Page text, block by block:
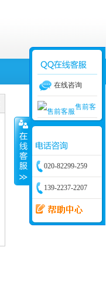
在线咨询
售前客
020-82299-259
139-2237-2207